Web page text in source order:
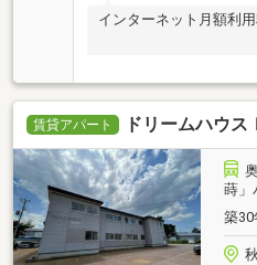
インターネット月額利用
賃貸アパート ドリームハウス
蒔」
築30